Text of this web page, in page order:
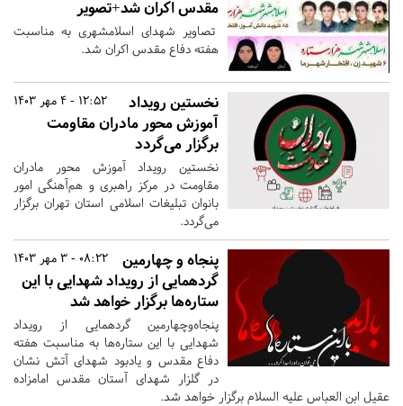
مقدس اکران شد+تصویر
تصاویر شهدای اسلامشهری به مناسبت
هفته دفاع مقدس اکران شد.
12:52 - 4 مهر 1403
نخستین رویداد
آموزش محور مادران مقاومت
برگزار می‌گردد
نخستین رویداد آموزش محور مادران
مقاومت در مرکز راهبری و هم‌آهنگی امور
بانوان تبلیغات اسلامی استان تهران برگزار
می‌گردد.
08:22 - 3 مهر 1403
پنجاه‌ و‌ چهارمین‌
گردهمایی‌ از‌ رویداد‌ شهدایی‌ با‌ این
ستاره‌ها برگزار خواهد شد
پنجاه‌و‌چهارمین‌ گردهمایی‌ از‌ رویداد‌
شهدایی‌ با‌ این ستاره‌ها به مناسبت هفته
دفاع مقدس و یادبود شهدای آتش نشان
در گلزار شهدای آستان مقدس امامزاده
عقیل ابن العباس علیه السلام برگزار خواهد شد.